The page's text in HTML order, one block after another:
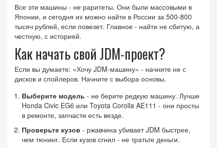
Все эти машины - не раритеты. Они были массовыми в
Японии, и сегодня их можно найти в России за 500-800
тысяч рублей, если повезет. Главное - найти не сбитую, а
честную, с историей.
Как начать свой JDM-проект?
Если вы думаете: «Хочу JDM-машину» - начните не с
дисков и спойлеров. Начните с выбора основы.
Выберите модель - не берите редкую машину. Лучше
Honda Civic EG6 или Toyota Corolla AE111 - они просты
в ремонте, запчасти есть везде.
Проверьте кузов - ржавчина убивает JDM быстрее,
чем тюнинг. Если кузов сгнил - не тратьте деньги.